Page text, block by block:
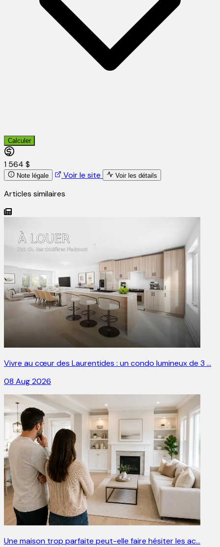
Calculer
1 564 $
Note légale Voir le site Voir les détails
Articles similaires
Vivre au cœur des Laurentides : un condo lumineux de 3 …
08 Aug 2026
Une maison trop parfaite peut-elle faire hésiter les ac…